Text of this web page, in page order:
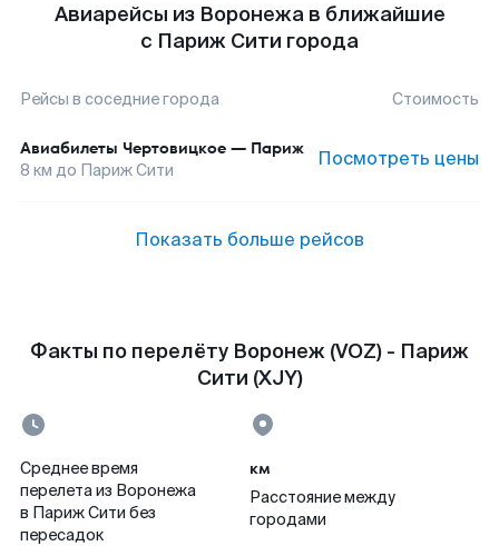
Авиарейсы из Воронежа в ближайшие
с Париж Сити города
Рейсы в соседние города Стоимость
Авиабилеты Чертовицкое — Париж
8 км до Париж Сити Посмотреть цены
Показать больше рейсов
Факты по перелёту Воронеж (VOZ) - Париж
Сити (XJY)
Среднее время
перелета из Воронежа
в Париж Сити без
пересадок
км
Расстояние между
городами